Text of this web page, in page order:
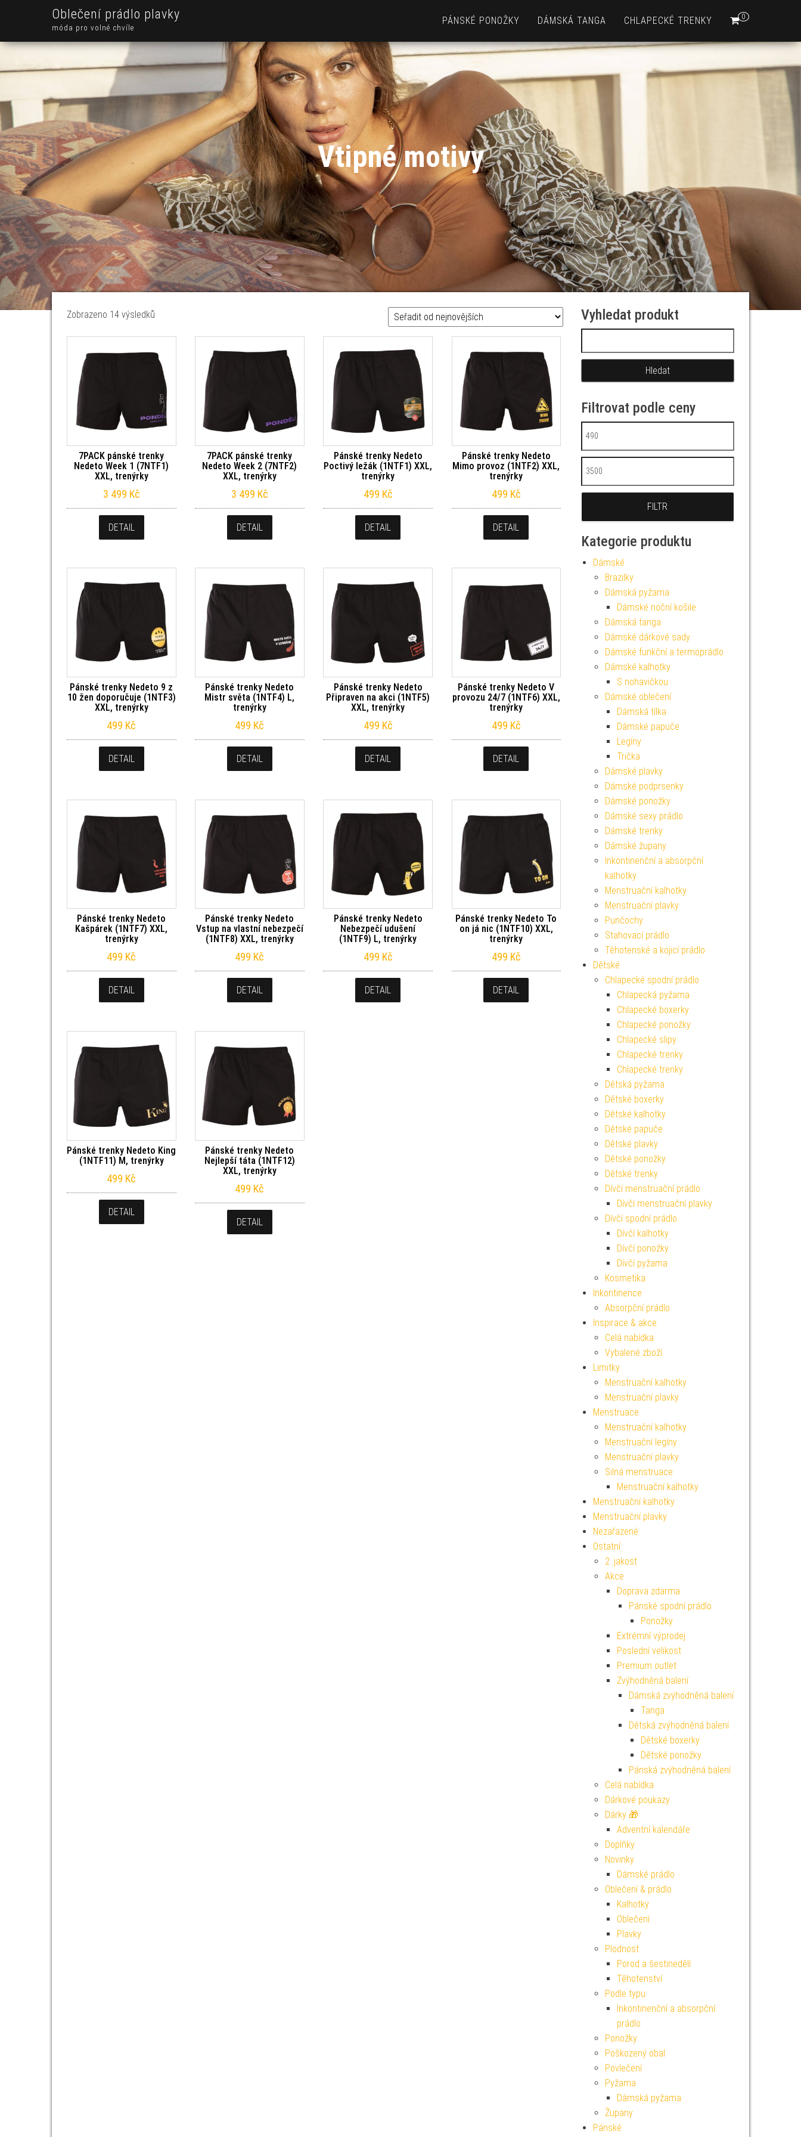
Oblečení prádlo plavky
móda pro volné chvíle
0
PÁNSKÉ PONOŽKY DÁMSKÁ TANGA CHLAPECKÉ TRENKY
Vtipné motivy
Zobrazeno 14 výsledků
7PACK pánské trenky
Nedeto Week 1 (7NTF1)
XXL, trenýrky
3 499 Kč
DETAIL
7PACK pánské trenky
Nedeto Week 2 (7NTF2)
XXL, trenýrky
3 499 Kč
DETAIL
Pánské trenky Nedeto
Poctivý ležák (1NTF1) XXL,
trenýrky
499 Kč
DETAIL
Pánské trenky Nedeto
Mimo provoz (1NTF2) XXL,
trenýrky
499 Kč
DETAIL
Pánské trenky Nedeto 9 z
10 žen doporučuje (1NTF3)
XXL, trenýrky
499 Kč
DETAIL
Pánské trenky Nedeto
Mistr světa (1NTF4) L,
trenýrky
499 Kč
DETAIL
Pánské trenky Nedeto
Připraven na akci (1NTF5)
XXL, trenýrky
499 Kč
DETAIL
Pánské trenky Nedeto V
provozu 24/7 (1NTF6) XXL,
trenýrky
499 Kč
DETAIL
Pánské trenky Nedeto
Kašpárek (1NTF7) XXL,
trenýrky
499 Kč
DETAIL
Pánské trenky Nedeto
Vstup na vlastní nebezpečí
(1NTF8) XXL, trenýrky
499 Kč
DETAIL
Pánské trenky Nedeto
Nebezpečí udušení
(1NTF9) L, trenýrky
499 Kč
DETAIL
Pánské trenky Nedeto To
on já nic (1NTF10) XXL,
trenýrky
499 Kč
DETAIL
Pánské trenky Nedeto King
(1NTF11) M, trenýrky
499 Kč
DETAIL
Pánské trenky Nedeto
Nejlepší táta (1NTF12)
XXL, trenýrky
499 Kč
DETAIL
Vyhledat produkt
Filtrovat podle ceny
Minimální cena
Maximální cena
FILTR
Kategorie produktu
Dámské
Brazilky
Dámská pyžama
Dámské noční košile
Dámská tanga
Dámské dárkové sady
Dámské funkční a termoprádlo
Dámské kalhotky
S nohavičkou
Dámské oblečení
Dámská tílka
Dámské papuče
Legíny
Trička
Dámské plavky
Dámské podprsenky
Dámské ponožky
Dámské sexy prádlo
Dámské trenky
Dámské župany
Inkontinenční a absorpční
kalhotky
Menstruační kalhotky
Menstruační plavky
Punčochy
Stahovací prádlo
Těhotenské a kojicí prádlo
Dětské
Chlapecké spodní prádlo
Chlapecká pyžama
Chlapecké boxerky
Chlapecké ponožky
Chlapecké slipy
Chlapecké trenky
Chlapecké trenky
Dětská pyžama
Dětské boxerky
Dětské kalhotky
Dětské papuče
Dětské plavky
Dětské ponožky
Dětské trenky
Dívčí menstruační prádlo
Dívčí menstruační plavky
Dívčí spodní prádlo
Dívčí kalhotky
Dívčí ponožky
Dívčí pyžama
Kosmetika
Inkontinence
Absorpční prádlo
Inspirace & akce
Celá nabídka
Vybalené zboží
Limitky
Menstruační kalhotky
Menstruační plavky
Menstruace
Menstruační kalhotky
Menstruační legíny
Menstruační plavky
Silná menstruace
Menstruační kalhotky
Menstruační kalhotky
Menstruační plavky
Nezařazené
Ostatní
2. jakost
Akce
Doprava zdarma
Pánské spodní prádlo
Ponožky
Extrémní výprodej
Poslední velikost
Premium outlet
Zvýhodněná balení
Dámská zvýhodněná balení
Tanga
Dětská zvýhodněná balení
Dětské boxerky
Dětské ponožky
Pánská zvýhodněná balení
Celá nabídka
Dárkové poukazy
Dárky 🎁
Adventní kalendáře
Doplňky
Novinky
Dámské prádlo
Oblečení & prádlo
Kalhotky
Oblečení
Plavky
Plodnost
Porod a šestinedělí
Těhotenství
Podle typu
Inkontinenční a absorpční
prádlo
Ponožky
Poškozený obal
Povlečení
Pyžama
Dámská pyžama
Župany
Pánské